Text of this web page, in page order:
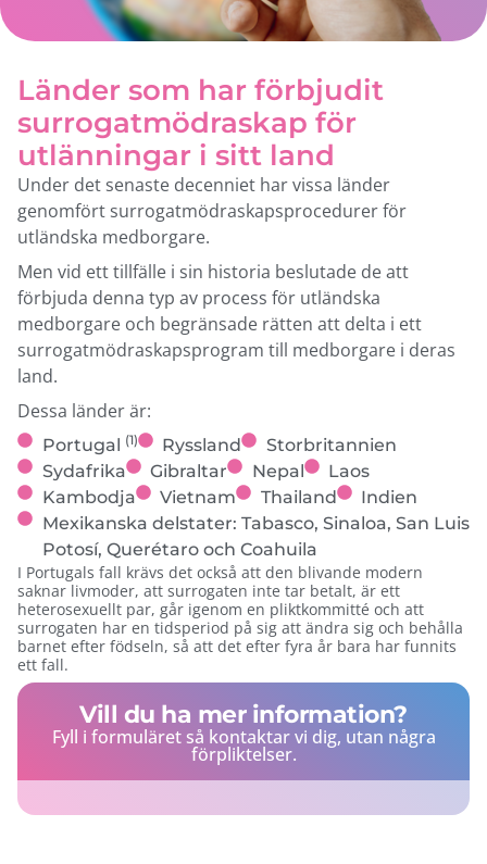
Länder som har förbjudit
surrogatmödraskap för
utlänningar i sitt land
Under det senaste decenniet har vissa länder
genomfört surrogatmödraskapsprocedurer för
utländska medborgare.
Men vid ett tillfälle i sin historia beslutade de att
förbjuda denna typ av process för utländska
medborgare och begränsade rätten att delta i ett
surrogatmödraskapsprogram till medborgare i deras
land.
Dessa länder är:
Portugal (1) Ryssland
Storbritannien
Sydafrika
Gibraltar Nepal
Laos
Kambodja
Vietnam Thailand
Indien
Mexikanska delstater: Tabasco, Sinaloa, San Luis
Potosí, Querétaro och Coahuila
I Portugals fall krävs det också att den blivande modern
saknar livmoder, att surrogaten inte tar betalt, är ett
heterosexuellt par, går igenom en pliktkommitté och att
surrogaten har en tidsperiod på sig att ändra sig och behålla
barnet efter födseln, så att det efter fyra år bara har funnits
ett fall.
Vill du ha mer information?
Fyll i formuläret så kontaktar vi dig, utan några
förpliktelser.